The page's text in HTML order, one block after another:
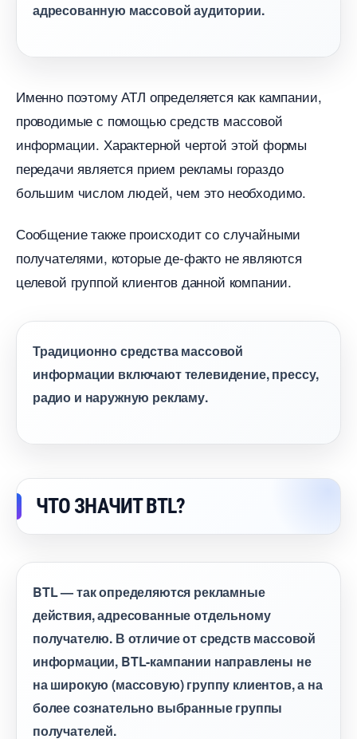
адресованную массовой аудитории.
Именно поэтому АТЛ определяется как кампании,
проводимые с помощью средств массовой
информации. Характерной чертой этой формы
передачи является прием рекламы гораздо
ольшим числом людей, чем это необходимо.
Сообщение также происходит со случайными
получателями, которые де-факто не являются
целевой группой клиентов данной компании.
Традиционно средства массовой
информации включают телевидение, прессу,
радио и наружную рекламу.
ЧТО ЗНАЧИТ BTL?
BTL — так определяются рекламные
действия, адресованные отдельному
получателю. В отличие от средств массовой
информации, BTL-кампании направлены не
на широкую (массовую) группу клиентов, а на
олее сознательно выбранные группы
получателей.